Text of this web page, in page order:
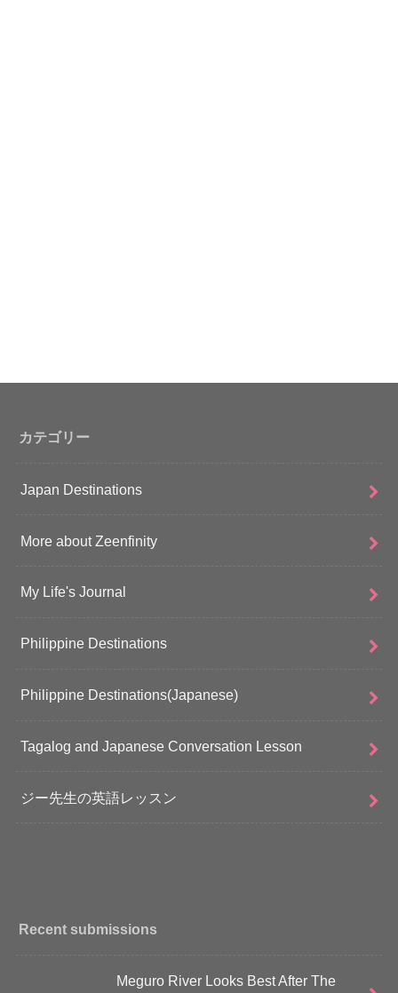
カテゴリー
Japan Destinations
More about Zeenfinity
My Life's Journal
Philippine Destinations
Philippine Destinations(Japanese)
Tagalog and Japanese Conversation Lesson
ジー先生の英語レッスン
Recent submissions
Meguro River Looks Best After The